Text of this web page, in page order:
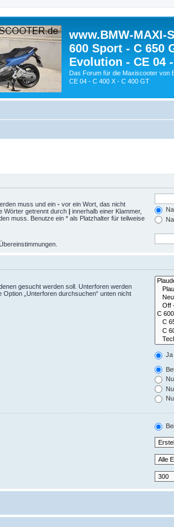
www.BMW-MAXI-
600 Sport - C 650
Evolution - CE 04
Das Forum für die Maxiscooter von
CE 04 - C 400 X - C 400 GT
muss und ein - vor ein Wort, das nicht
Wörter getrennt durch | innerhalb einer Klammer,
muss. Benutze ein * als Platzhalter für teilweise
gesucht werden soll. Unterforen werden
„Unterforen durchsuchen“ unten nicht
Ja